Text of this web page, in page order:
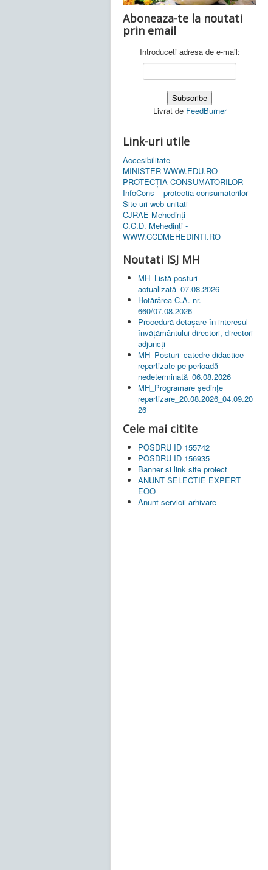
Aboneaza-te la noutati
prin email
Introduceti adresa de e-mail:
Livrat de FeedBurner
Link-uri utile
Accesibilitate
MINISTER-WWW.EDU.RO
PROTECȚIA CONSUMATORILOR -
InfoCons – protectia consumatorilor
Site-uri web unitati
CJRAE Mehedinți
C.C.D. Mehedinţi -
WWW.CCDMEHEDINTI.RO
Noutati ISJ MH
MH_Listă posturi
actualizată_07.08.2026
Hotărârea C.A. nr.
660/07.08.2026
Procedură detașare în interesul
învățământului directori, directori
adjuncți
MH_Posturi_catedre didactice
repartizate pe perioadă
nedeterminată_06.08.2026
MH_Programare ședințe
repartizare_20.08.2026_04.09.20
26
Cele mai citite
POSDRU ID 155742
POSDRU ID 156935
Banner si link site proiect
ANUNT SELECTIE EXPERT
EOO
Anunt servicii arhivare